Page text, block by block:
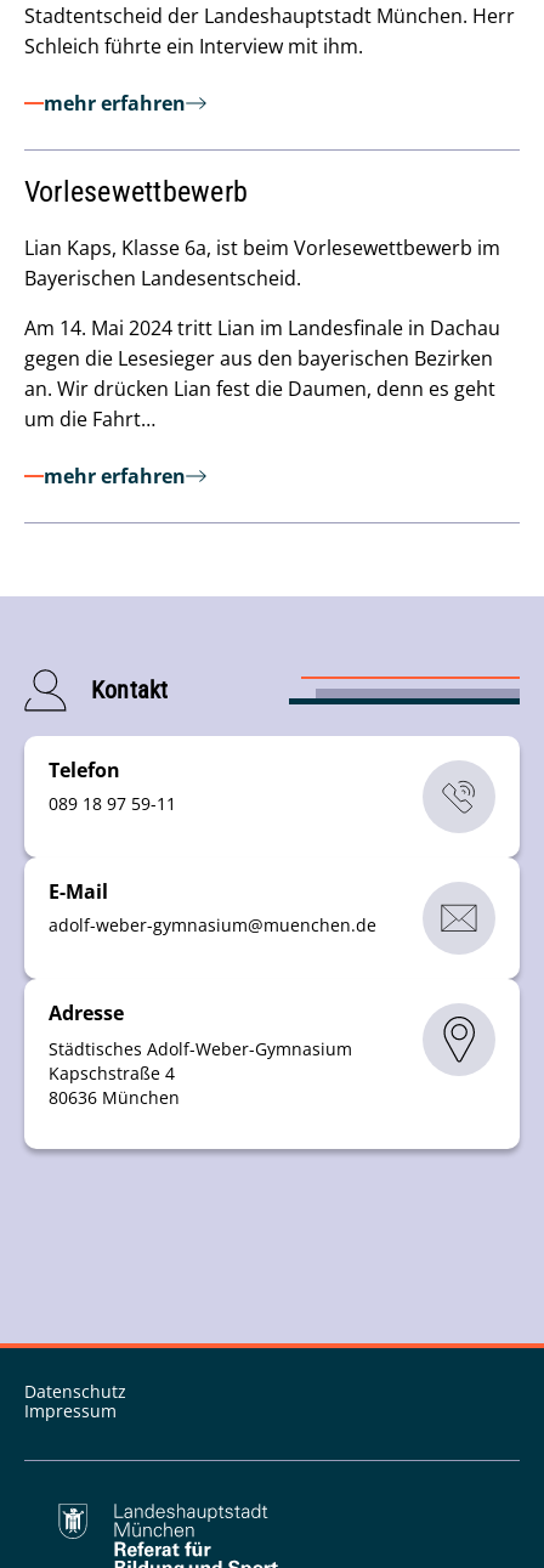
Stadtentscheid der Landeshauptstadt München. Herr
Schleich führte ein Interview mit ihm.
mehr erfahren
Vorlesewettbewerb
Lian Kaps, Klasse 6a, ist beim Vorlesewettbewerb im
Bayerischen Landesentscheid.
Am 14. Mai 2024 tritt Lian im Landesfinale in Dachau
gegen die Lesesieger aus den bayerischen Bezirken
an. Wir drücken Lian fest die Daumen, denn es geht
um die Fahrt…
mehr erfahren
Kontakt
Telefon
089 18 97 59-11
E-Mail
adolf-weber-gymnasium@muenchen.de
Adresse
Städtisches Adolf-Weber-Gymnasium
Kapschstraße 4
80636 München
Datenschutz
Impressum